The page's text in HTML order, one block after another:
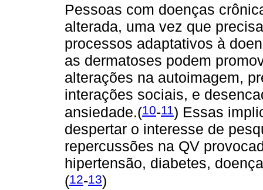
Pessoas com doenças
alterada, uma vez que
processos adaptativos à
as dermatoses podem
alterações na autoimagem,
interações sociais, e
ansiedade.(10-11) Essas
despertar o interesse de
repercussões na QV
hipertensão, diabetes,
(12-13)